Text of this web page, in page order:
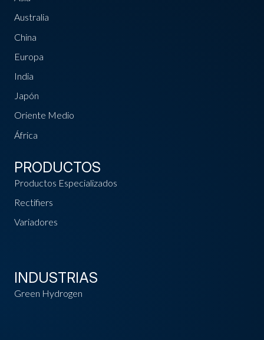
Australia
China
Europa
India
Japón
Oriente Medio
África
PRODUCTOS
Productos Especializados
Rectifiers
Variadores
INDUSTRIAS
Green Hydrogen